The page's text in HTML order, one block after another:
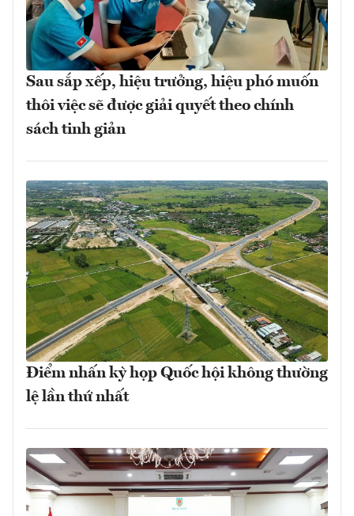
Sau sắp xếp, hiệu trưởng, hiệu phó muốn
thôi việc sẽ được giải quyết theo chính
sách tinh giản
Điểm nhấn kỳ họp Quốc hội không thường
lệ lần thứ nhất